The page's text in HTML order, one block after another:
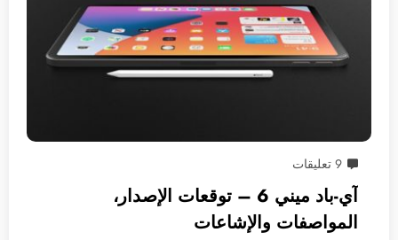
9 تعليقات
آي-باد ميني 6 – توقعات الإصدار،
المواصفات والإشاعات